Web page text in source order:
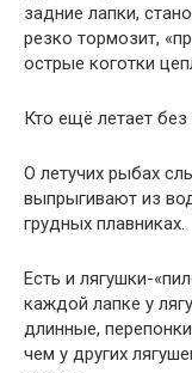
задние лапки,
резко тормозит,
острые коготки
Кто ещё летает
О летучих рыбах
выпрыгивают из
грудных плавниках.
Есть и лягушки-
каждой лапке у
длинные,
чем у других